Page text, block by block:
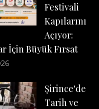
Festivali
Kapılarını
Açıyor:
İçin Büyük Fırsat
Şirince'de
Tarih ve